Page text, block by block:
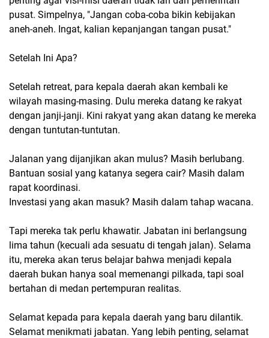
pusat. Simpelnya, "Jangan coba-coba bikin kebijakan
aneh-aneh. Ingat, kalian kepanjangan tangan pusat."
Setelah Ini Apa?
Setelah retreat, para kepala daerah akan kembali ke
wilayah masing-masing. Dulu mereka datang ke rakyat
dengan janji-janji. Kini rakyat yang akan datang ke mereka
dengan tuntutan-tuntutan.
Jalanan yang dijanjikan akan mulus? Masih berlubang.
Bantuan sosial yang katanya segera cair? Masih dalam
rapat koordinasi.
Investasi yang akan masuk? Masih dalam tahap wacana.
Tapi mereka tak perlu khawatir. Jabatan ini berlangsung
lima tahun (kecuali ada sesuatu di tengah jalan). Selama
itu, mereka akan terus belajar bahwa menjadi kepala
daerah bukan hanya soal memenangi pilkada, tapi soal
bertahan di medan pertempuran realitas.
Selamat kepada para kepala daerah yang baru dilantik.
Selamat menikmati jabatan. Yang lebih penting, selamat